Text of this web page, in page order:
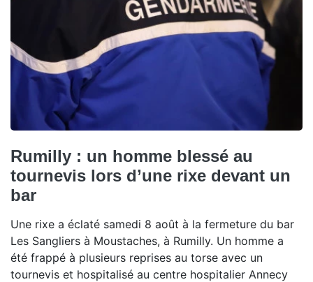
Rumilly : un homme blessé au
tournevis lors d’une rixe devant un
bar
Une rixe a éclaté samedi 8 août à la fermeture du bar
Les Sangliers à Moustaches, à Rumilly. Un homme a
été frappé à plusieurs reprises au torse avec un
tournevis et hospitalisé au centre hospitalier Annecy